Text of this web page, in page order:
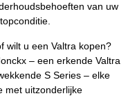
van uw
wilt u een Valtra kopen?
– een erkende Valtra
S Series – elke
met uitzonderlijke